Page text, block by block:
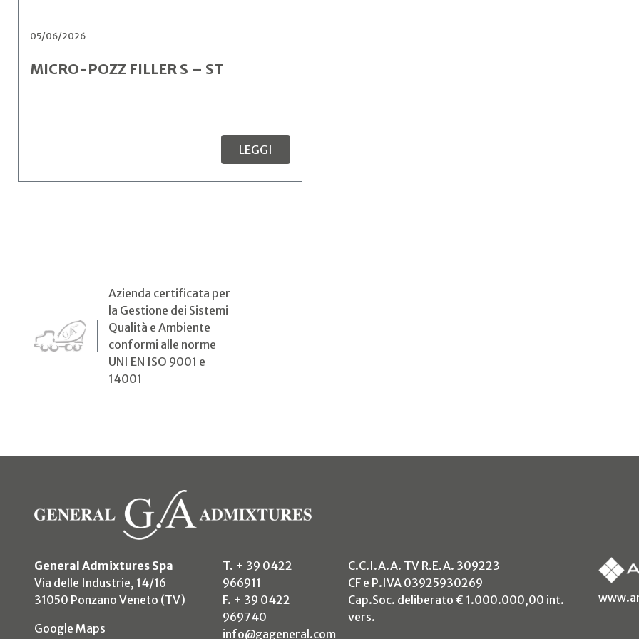
05/06/2026
MICRO-POZZ FILLER S – ST
LEGGI
Azienda certificata per
la Gestione dei Sistemi
Qualità e Ambiente
conformi alle norme
UNI EN ISO 9001 e
14001
General Admixtures Spa
Via delle Industrie, 14/16
31050 Ponzano Veneto (TV)
Google Maps (si apre in un nuovo tab)
T. + 39 0422
966911
F. + 39 0422
969740
info@gageneral.com
C.C.I.A.A. TV R.E.A. 309223
CF e P.IVA 03925930269
Cap.Soc. deliberato € 1.000.000,00 int.
vers.